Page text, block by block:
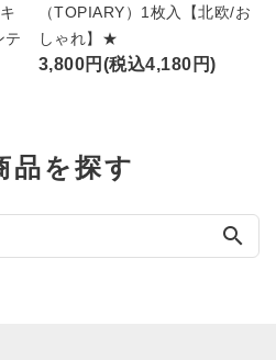
テ
（TOPIARY）1枚入【北欧/お
しゃれ】★
3,800円(税込4,180円)
品を探す
search